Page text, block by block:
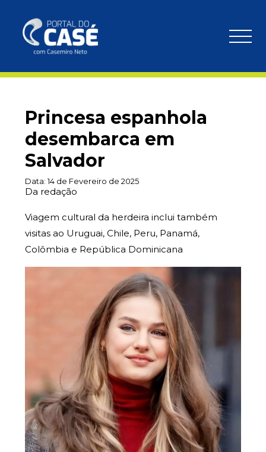
Princesa espanhola
desembarca em
Salvador
Data:14 de Fevereiro de 2025
Da redação
Viagem cultural da herdeira inclui também
visitas ao Uruguai, Chile, Peru, Panamá,
Colômbia e República Dominicana